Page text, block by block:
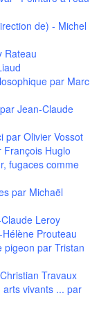
de) - Michel
Rateau
par Marc
par Jean-Claude
par Olivier Vossot
François Huglo
fugaces comme
par Michaël
Leroy
Prouteau
pigeon par Tristan
Travaux
vivants ... par